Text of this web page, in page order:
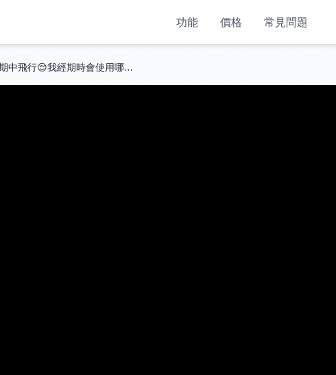
功能 價格 常見問題
空服員如何在經期中飛行😌我經期時會使用哪些產品